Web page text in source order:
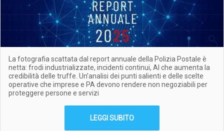
La fotografia scattata dal report annuale della Polizia Postale è
netta: frodi industrializzate, incidenti continui, AI che aumenta la
credibilità delle truffe. Un’analisi dei punti salienti e delle scelte
operative che imprese e PA devono rendere non negoziabili per
proteggere persone e servizi
LEGGI SUBITO